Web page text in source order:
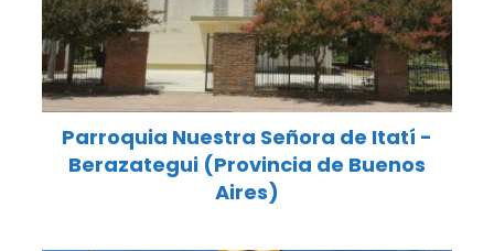
Parroquia Nuestra Señora de Itatí -
Berazategui (Provincia de Buenos
Aires)